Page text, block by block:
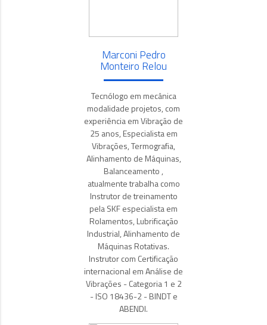
Marconi Pedro
Monteiro Relou
Tecnólogo em mecânica
modalidade projetos, com
experiência em Vibração de
25 anos, Especialista em
Vibrações, Termografia,
Alinhamento de Máquinas,
Balanceamento ,
atualmente trabalha como
Instrutor de treinamento
pela SKF especialista em
Rolamentos, Lubrificação
Industrial, Alinhamento de
Máquinas Rotativas.
Instrutor com Certificação
internacional em Análise de
Vibrações - Categoria 1 e 2
- ISO 18436-2 - BINDT e
ABENDI.